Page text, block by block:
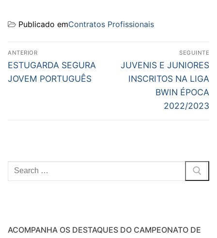
Publicado emContratos Profissionais
Navegação
de
artigos
ANTERIOR
Previous
post:
ESTUGARDA SEGURA
JOVEM PORTUGUÊS
SEGUINTE
Next
post:
JUVENIS E JUNIORES
INSCRITOS NA LIGA
BWIN ÉPOCA
2022/2023
Pesquisar
por:
ACOMPANHA OS DESTAQUES DO CAMPEONATO DE